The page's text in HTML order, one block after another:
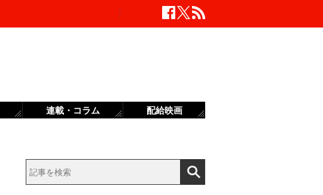
連載・コラム 配給映画